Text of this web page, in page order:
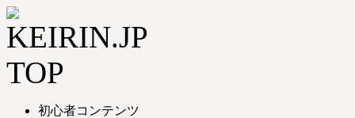
初心者コンテンツ